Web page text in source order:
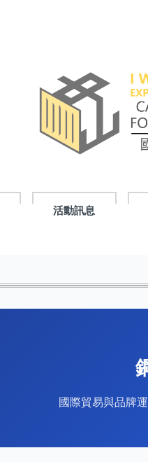
活動訊息
國際貿易與品牌